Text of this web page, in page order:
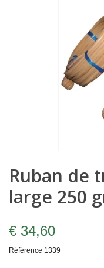
Ruban de
large 250
€ 34,60
Référence 1339